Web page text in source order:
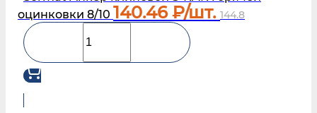
оцинковки 8/10 140.46₽/шт. 144.8